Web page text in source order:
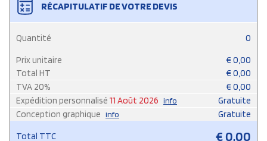
RÉCAPITULATIF DE VOTRE DEVIS
Quantité 0
Prix unitaire € 0,00
Total HT
€ 0,00
TVA 20% € 0,00
Expédition personnalisé 11 Août 2026 info
Gratuite
Conception graphique info Gratuite
Total TTC €0,00